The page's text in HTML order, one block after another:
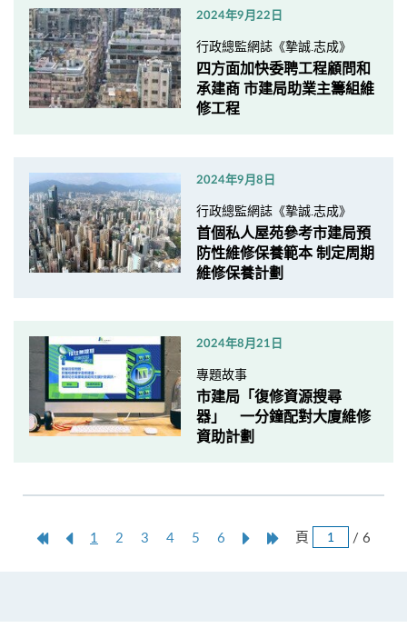
2024年9月22日
行政總監網誌《摯誠.志成》
四方面加快委聘工程顧問和
承建商 市建局助業主籌組維
修工程
2024年9月8日
行政總監網誌《摯誠.志成》
首個私人屋苑參考市建局預
防性維修保養範本 制定周期
維修保養計劃
2024年8月21日
專題故事
市建局「復修資源搜尋
器」 一分鐘配對大廈維修
資助計劃
第
上
1 2 3 4 5 6
NextLast頁 / 6